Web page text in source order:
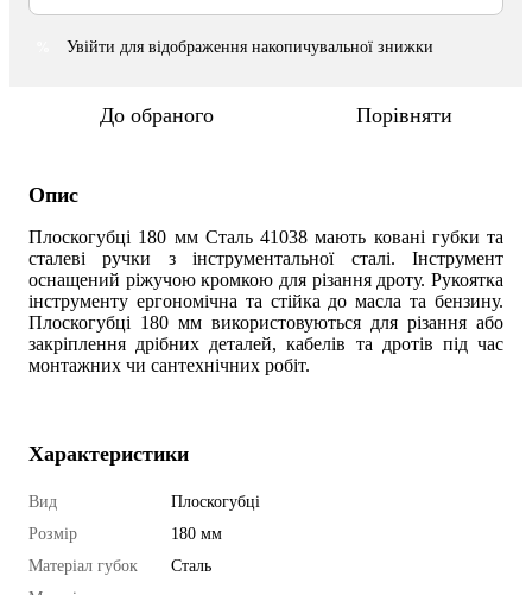
Увійти для відображення накопичувальної знижки
До обраного Порівняти
Опис
Плоскогубці 180 мм Сталь 41038 мають ковані губки та
сталеві ручки з інструментальної сталі. Інструмент
оснащений ріжучою кромкою для різання дроту. Рукоятка
інструменту ергономічна та стійка до масла та бензину.
Плоскогубці 180 мм використовуються для різання або
закріплення дрібних деталей, кабелів та дротів під час
монтажних чи сантехнічних робіт.
Характеристики
Вид
Плоскогубці
Розмір
180 мм
Матеріал губок
Сталь